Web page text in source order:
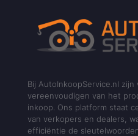
Bij AutoInkoopService.nl
vereenvoudigen van het
inkoop. Ons platform staat
van verkopers en dealers,
efficiëntie de